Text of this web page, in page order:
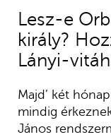
Lesz-e
király?
Lányi-
Majd’ két
mindig
János